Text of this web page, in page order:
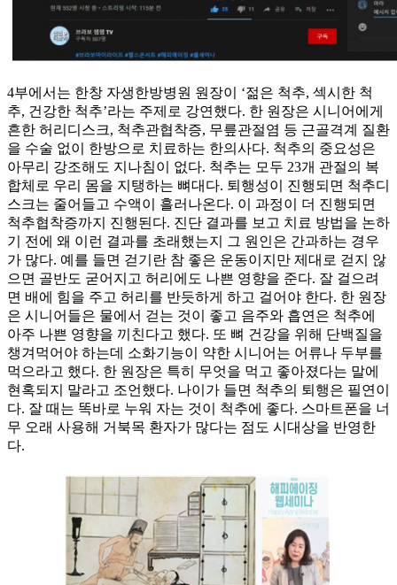
4부에서는 한창 자생한방병원 원장이 ‘젊은 척추, 섹시한 척
추, 건강한 척추’라는 주제로 강연했다. 한 원장은 시니어에게
흔한 허리디스크, 척추관협착증, 무릎관절염 등 근골격계 질환
을 수술 없이 한방으로 치료하는 한의사다. 척추의 중요성은
아무리 강조해도 지나침이 없다. 척추는 모두 23개 관절의 복
합체로 우리 몸을 지탱하는 뼈대다. 퇴행성이 진행되면 척추디
스크는 줄어들고 수액이 흘러나온다. 이 과정이 더 진행되면
척추협착증까지 진행된다. 진단 결과를 보고 치료 방법을 논하
기 전에 왜 이런 결과를 초래했는지 그 원인은 간과하는 경우
가 많다. 예를 들면 걷기란 참 좋은 운동이지만 제대로 걷지 않
으면 골반도 굳어지고 허리에도 나쁜 영향을 준다. 잘 걸으려
면 배에 힘을 주고 허리를 반듯하게 하고 걸어야 한다. 한 원장
은 시니어들은 물에서 걷는 것이 좋고 음주와 흡연은 척추에
아주 나쁜 영향을 끼친다고 했다. 또 뼈 건강을 위해 단백질을
챙겨먹어야 하는데 소화기능이 약한 시니어는 어류나 두부를
먹으라고 했다. 한 원장은 특히 무엇을 먹고 좋아졌다는 말에
현혹되지 말라고 조언했다. 나이가 들면 척추의 퇴행은 필연이
다. 잘 때는 똑바로 누워 자는 것이 척추에 좋다. 스마트폰을 너
무 오래 사용해 거북목 환자가 많다는 점도 시대상을 반영한
다.